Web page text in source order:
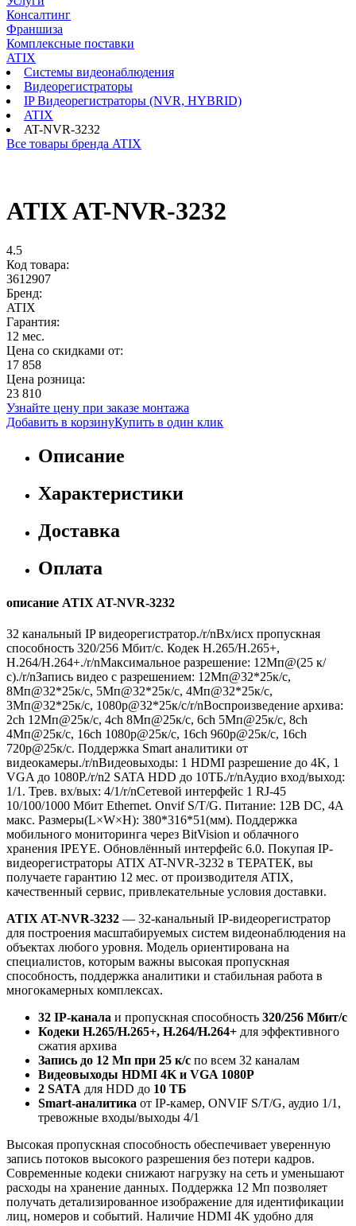
Консалтинг
Франшиза
Комплексные поставки
ATIX
Системы видеонаблюдения
Видеорегистраторы
IP Видеорегистраторы (NVR, HYBRID)
ATIX
AT-NVR-3232
Все товары бренда ATIX
ATIX AT-NVR-3232
4.5
Код товара:
3612907
Бренд:
ATIX
Гарантия:
12 мес.
Цена со скидками от:
17 858
Цена розница:
23 810
Узнайте цену при заказе монтажа
Добавить в корзинуКупить в один клик
Описание
Характеристики
Доставка
Оплата
описание ATIX AT-NVR-3232
32 канальный IP видеорегистратор./r/nВх/исх пропускная
способность 320/256 Мбит/с. Кодек H.265/H.265+,
H.264/H.264+./r/nМаксимальное разрешение: 12Мп@(25 к/
с)./r/nЗапись видео с разрешением: 12Мп@32*25к/с,
8Мп@32*25к/с, 5Мп@32*25к/с, 4Мп@32*25к/с,
3Мп@32*25к/с, 1080p@32*25к/с/r/nВоспроизведение архива:
2ch 12Мп@25к/с, 4ch 8Мп@25к/с, 6ch 5Мп@25к/с, 8ch
4Мп@25к/с, 16ch 1080p@25к/с, 16ch 960p@25к/с, 16ch
720p@25к/с. Поддержка Smart аналитики от
видеокамеры./r/nВидеовыходы: 1 HDMI разрешение до 4K, 1
VGA до 1080Р./r/n2 SATA HDD до 10ТБ./r/nАудио вход/выход:
1/1. Трев. вх/вых: 4/1/r/nСетевой интерфейс 1 RJ-45
10/100/1000 Мбит Ethernet. Onvif S/T/G. Питание: 12В DC, 4А
макс. Размеры(L×W×H): 380*316*51(мм). Поддержка
мобильного мониторинга через BitVision и облачного
хранения IPEYE. Обновлённый интерфейс 6.0. Покупая IP-
видеорегистраторы ATIX AT-NVR-3232 в ТЕРАТЕК, вы
получаете гарантию 12 мес. от производителя ATIX,
качественный сервис, привлекательные условия доставки.
ATIX AT-NVR-3232 — 32-канальный IP-видеорегистратор
для построения масштабируемых систем видеонаблюдения на
объектах любого уровня. Модель ориентирована на
специалистов, которым важны высокая пропускная
способность, поддержка аналитики и стабильная работа в
многокамерных комплексах.
32 IP-канала и пропускная способность 320/256 Мбит/с
Кодеки H.265/H.265+, H.264/H.264+ для эффективного
сжатия архива
Запись до 12 Мп при 25 к/с по всем 32 каналам
Видеовыходы HDMI 4K и VGA 1080P
2 SATA для HDD до 10 ТБ
Smart-аналитика от IP-камер, ONVIF S/T/G, аудио 1/1,
тревожные входы/выходы 4/1
Высокая пропускная способность обеспечивает уверенную
запись потоков высокого разрешения без потери кадров.
Современные кодеки снижают нагрузку на сеть и уменьшают
расходы на хранение данных. Поддержка 12 Мп позволяет
получать детализированное изображение для идентификации
лиц, номеров и событий. Наличие HDMI 4K удобно для